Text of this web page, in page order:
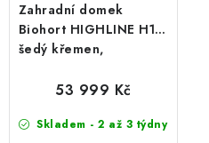
Zahradní domek
Biohort HIGHLINE H1,
šedý křemen,
Skladem - 2 až 3 týdny
53 999 Kč